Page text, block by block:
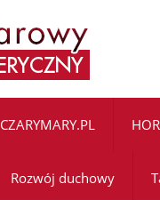
CZARYMARY.PL
Rozwój duchowy